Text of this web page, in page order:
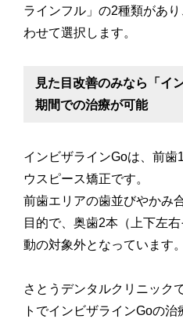
ラインフル」の2種類があ
わせて選択します。
見た目改善のみなら「イ
期間での治療が可能
インビザラインGoは、前
ウスピース矯正です。
前歯エリアの歯並びやかみ
目的で、奥歯2本（上下左
動の対象外となっています。
さとうデンタルクリニック
トでインビザラインGoの治